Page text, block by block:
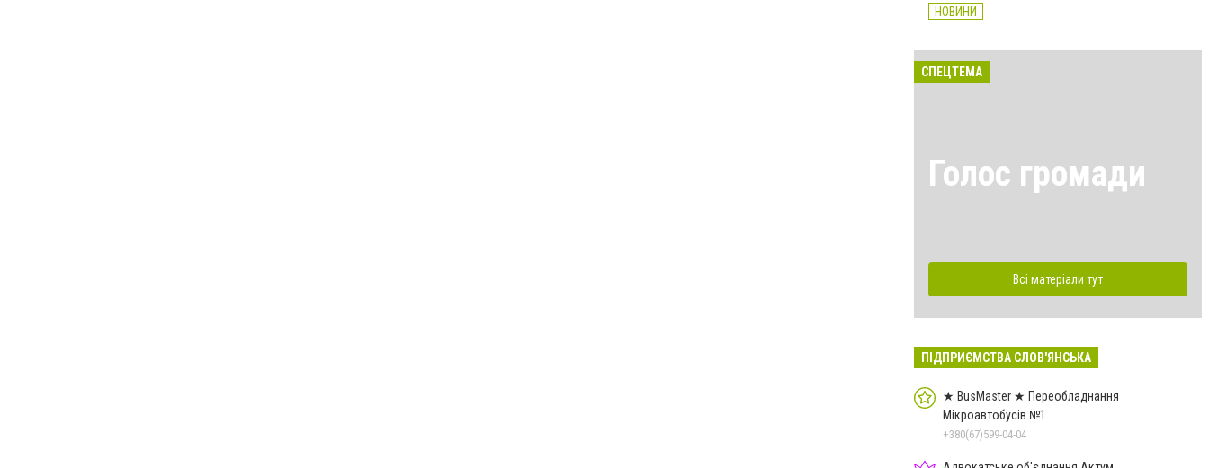
НОВИНИ
СПЕЦТЕМА
Голос громади
Всі матеріали тут
ПІДПРИЄМСТВА СЛОВ'ЯНСЬКА
★ BusMaster ★ Переобладнання
Мікроавтобусів №1
+380(67)599-04-04